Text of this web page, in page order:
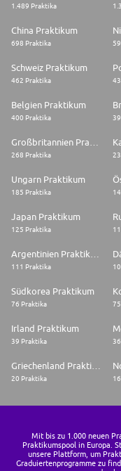
1.489 Praktika
China Praktikum
698 Praktika
Schweiz Praktikum
462 Praktika
Belgien Praktikum
400 Praktika
268 Praktika
Ungarn Praktikum
185 Praktika
Japan Praktikum
125 Praktika
111 Praktika
Südkorea Praktikum
76 Praktika
Irland Praktikum
39 Praktika
20 Praktika
Mit bis zu 1.000 neuen
Praktikumspool in Europa.
unsere Plattform, um
Graduiertenprogramme zu